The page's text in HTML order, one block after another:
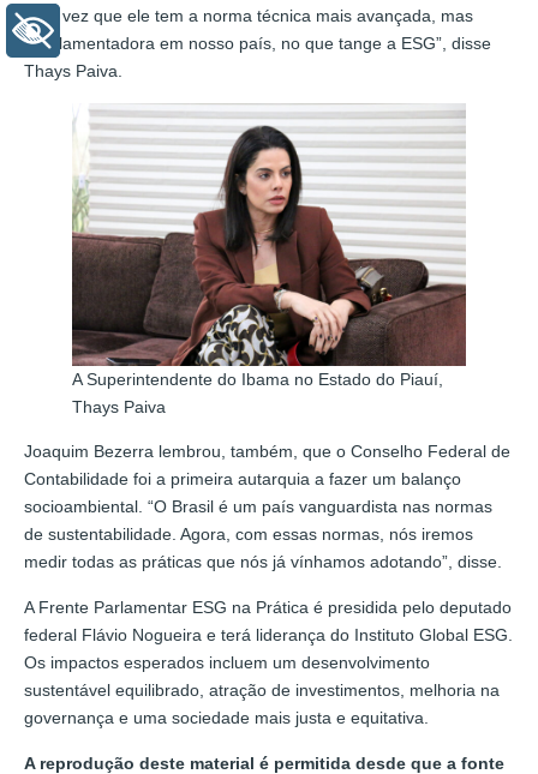
uma vez que ele tem a norma técnica mais avançada, mas
regulamentadora em nosso país, no que tange a ESG”, disse
Thays Paiva.
A Superintendente do Ibama no Estado do Piauí,
Thays Paiva
Joaquim Bezerra lembrou, também, que o Conselho Federal de
Contabilidade foi a primeira autarquia a fazer um balanço
socioambiental. “O Brasil é um país vanguardista nas normas
de sustentabilidade. Agora, com essas normas, nós iremos
medir todas as práticas que nós já vínhamos adotando”, disse.
A Frente Parlamentar ESG na Prática é presidida pelo deputado
federal Flávio Nogueira e terá liderança do Instituto Global ESG.
Os impactos esperados incluem um desenvolvimento
sustentável equilibrado, atração de investimentos, melhoria na
governança e uma sociedade mais justa e equitativa.
A reprodução deste material é permitida desde que a fonte
+ Acessibilidade